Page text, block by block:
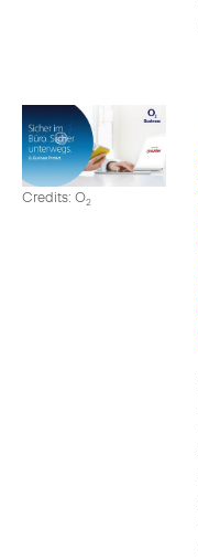
Credits: O2